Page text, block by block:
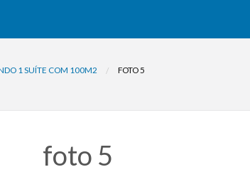
1 SUÍTE COM 100M2 FOTO 5
foto 5